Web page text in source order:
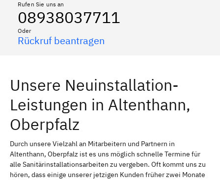
Rufen Sie uns an
08938037711
Oder
Rückruf beantragen
Unsere Neuinstallation-
Leistungen in Altenthann,
Oberpfalz
Durch unsere Vielzahl an Mitarbeitern und Partnern in
Altenthann, Oberpfalz ist es uns möglich schnelle Termine für
alle Sanitärinstallationsarbeiten zu vergeben. Oft kommt uns zu
hören, dass einige unserer jetzigen Kunden früher zwei Monate